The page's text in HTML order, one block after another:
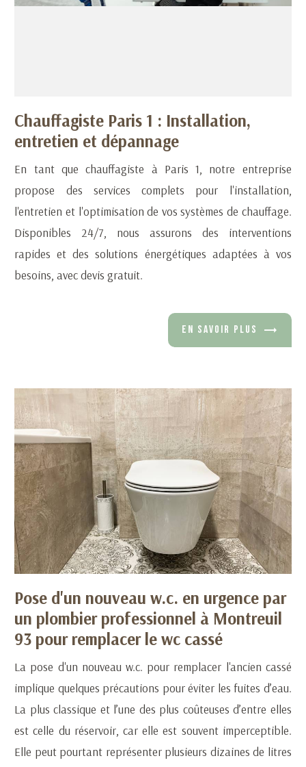
Chauffagiste Paris 1 : Installation,
entretien et dépannage
En tant que chauffagiste à Paris 1, notre entreprise
propose des services complets pour l'installation,
l'entretien et l'optimisation de vos systèmes de chauffage.
Disponibles 24/7, nous assurons des interventions
rapides et des solutions énergétiques adaptées à vos
besoins, avec devis gratuit.
EN SAVOIR PLUS
Pose d'un nouveau w.c. en urgence par
un plombier professionnel à Montreuil
93 pour remplacer le wc cassé
La pose d'un nouveau w.c. pour remplacer l'ancien cassé
implique quelques précautions pour éviter les fuites d’eau.
La plus classique et l’une des plus coûteuses d’entre elles
est celle du réservoir, car elle est souvent imperceptible.
Elle peut pourtant représenter plusieurs dizaines de litres